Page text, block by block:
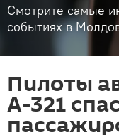
Смотрите самые
событиях в
Пилоты
А-321